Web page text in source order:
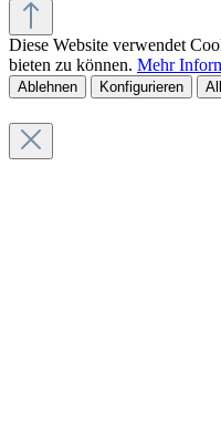
Diese Website verwendet
bieten zu können. Mehr
Ablehnen Konfigurieren